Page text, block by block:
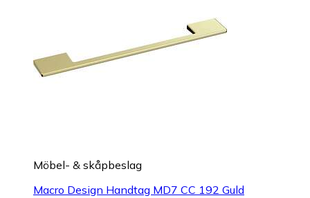
Möbel- & skåpbeslag
Macro Design Handtag MD7 CC 192 Guld